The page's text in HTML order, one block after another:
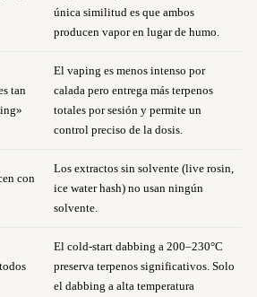
única similitud es que ambos
producen vapor en lugar de humo.
tan
El vaping es menos intenso por
calada pero entrega más terpenos
totales por sesión y permite un
control preciso de la dosis.
con
Los extractos sin solvente (live rosin,
ice water hash) no usan ningún
solvente.
El cold-start dabbing a 200–230°C
preserva terpenos significativos. Solo
el dabbing a alta temperatura